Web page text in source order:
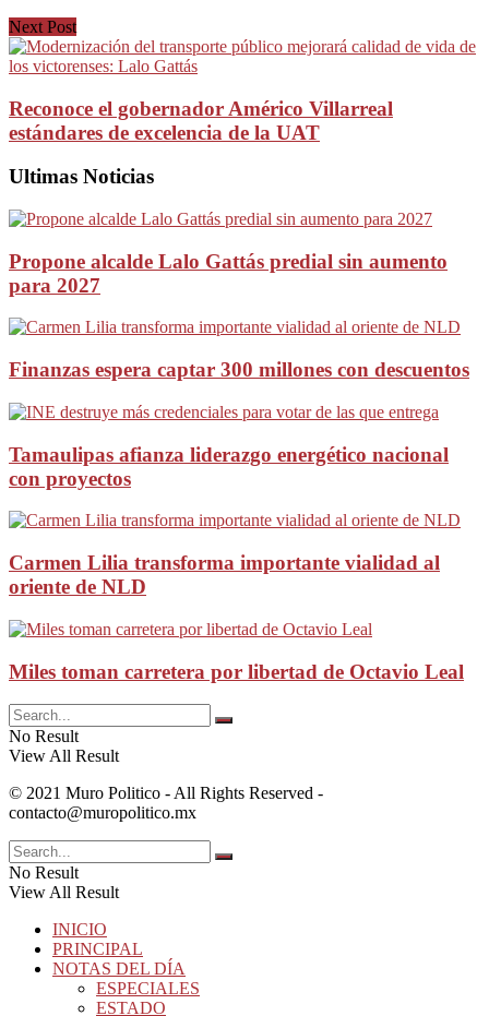
Next Post
Reconoce el gobernador Américo Villarreal
estándares de excelencia de la UAT
Ultimas Noticias
Propone alcalde Lalo Gattás predial sin aumento
para 2027
Finanzas espera captar 300 millones con descuentos
Tamaulipas afianza liderazgo energético nacional
con proyectos
Carmen Lilia transforma importante vialidad al
oriente de NLD
Miles toman carretera por libertad de Octavio Leal
No Result
View All Result
© 2021 Muro Politico - All Rights Reserved -
contacto@muropolitico.mx
No Result
View All Result
INICIO
PRINCIPAL
NOTAS DEL DÍA
ESPECIALES
ESTADO